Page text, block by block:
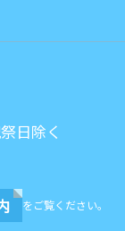
日除く
をご覧ください。